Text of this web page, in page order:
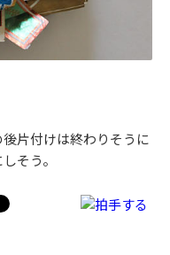
片付けは終わりそうに
そう。